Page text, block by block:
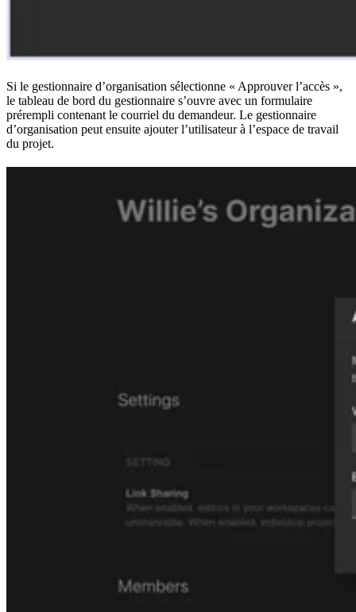
Si le gestionnaire d’organisation sélectionne « Approuver l’accès »,
le tableau de bord du gestionnaire s’ouvre avec un formulaire
prérempli contenant le courriel du demandeur. Le gestionnaire
d’organisation peut ensuite ajouter l’utilisateur à l’espace de travail
du projet.